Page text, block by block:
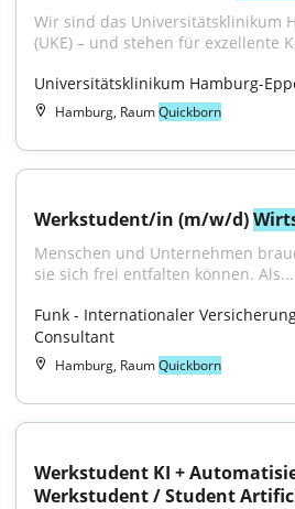
Wir sind das Universitätsklinikum
(UKE) – und stehen für exzellente
Universitätsklinikum Hamburg-
Hamburg, RaumQuickborn
Werkstudent/in (m/w/d)
Menschen und Unternehmen
sie sich frei entfalten können. Als...
Funk - Internationaler
Consultant
Hamburg, RaumQuickborn
Werkstudent KI +
Werkstudent / Student